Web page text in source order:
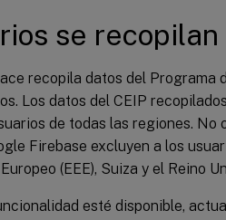
se recopilan
recopila datos del Programa
Los datos del CEIP
de todas las regiones. No
Firebase excluyen a los
(EEE), Suiza y el Reino
esté disponible,